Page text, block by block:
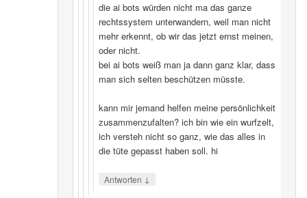
die ai bots würden nicht ma das ganze
rechtssystem unterwandern, weil man nicht
mehr erkennt, ob wir das jetzt ernst meinen,
oder nicht.
bei ai bots weiß man ja dann ganz klar, dass
man sich selten beschützen müsste.
kann mir jemand helfen meine persönlichkeit
zusammenzufalten? ich bin wie ein wurfzelt,
ich versteh nicht so ganz, wie das alles in
die tüte gepasst haben soll. hi
Antworten ↓